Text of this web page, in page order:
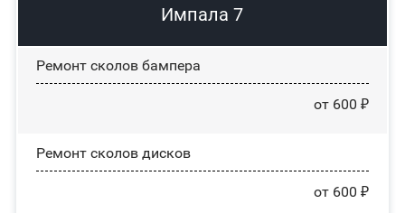
Импала 7
Ремонт сколов бампера
от 600 ₽
Ремонт сколов дисков
от 600 ₽